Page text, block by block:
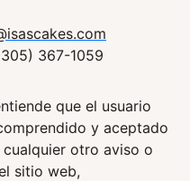
367-1059
que el usuario
y aceptado
otro aviso o
sitio web,